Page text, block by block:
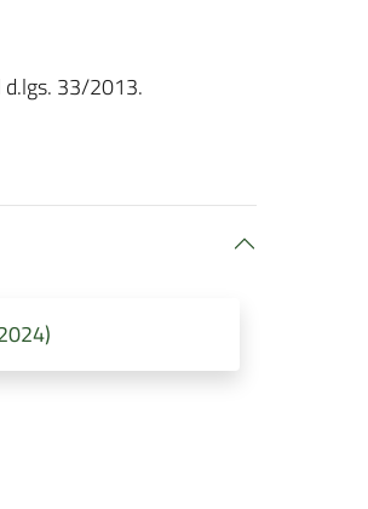
33/2013.